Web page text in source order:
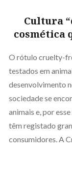
Cultura
cosmética
O rótulo cruelty-
testados em
desenvolvimento
sociedade se
animais e, por
têm registado
consumidores. A